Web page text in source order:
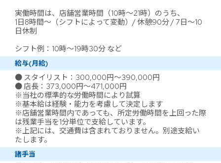
実働時間は、店舗営業時間（10時～21時）のうち、
1日8時間～（シフトによって変動）/ 休憩90分 / 7日～10
日休制
シフト例：10時～19時30分 など
給与(月給)
● スタイリスト：300,000円～390,000円
● 店長：373,000円～471,000円
※当社の標準的な労働時間により試算
※基本給は経験・能力を考慮して決定します
※店舗営業時間内であっても、所定労働時間を上回った際
は残業手当を1分単位で支給しています。
※上記には、交通費は含まれておりません。別途支給い
たします。
諸手当